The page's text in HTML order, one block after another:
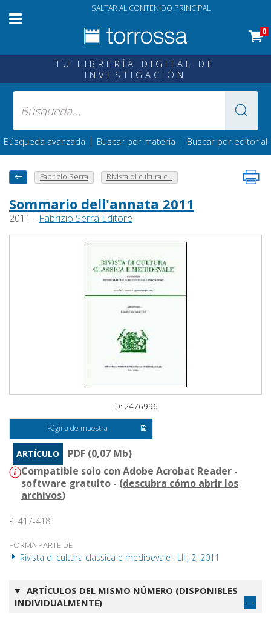
SALTAR AL CONTENIDO PRINCIPAL
0
TU LIBRERÍA DIGITAL DE
INVESTIGACIÓN
Búsqueda avanzada | Buscar por materia | Buscar por editorial
Fabrizio Serra Rivista di cultura c...
Sommario dell'annata 2011
2011 - Fabrizio Serra Editore
ID: 2476996
Página de muestra
ARTÍCULO
PDF (0,07 Mb)
Compatible solo con Adobe Acrobat Reader -
software gratuito - (descubra cómo abrir los
archivos)
P. 417-418
FORMA PARTE DE
Rivista di cultura classica e medioevale : LIII, 2, 2011
ARTÍCULOS DEL MISMO NÚMERO (DISPONIBLES
INDIVIDUALMENTE)